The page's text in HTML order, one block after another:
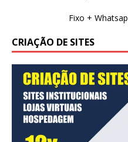
Fixo +
CRIAÇÃO DE SITES